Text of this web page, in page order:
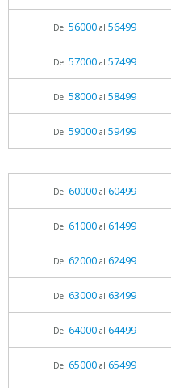
Del 56000al 56499
Del 57000al 57499
Del 58000al 58499
Del 59000al 59499
Del 60000al 60499
Del 61000al 61499
Del 62000al 62499
Del 63000al 63499
Del 64000al 64499
Del 65000al 65499